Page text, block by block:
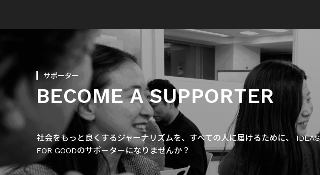
サポーター
BECOME A SUPPORTER
社会をもっと良くするジャーナリズムを、すべての人に届けるために、 IDEAS
FOR GOODのサポーターになりませんか？